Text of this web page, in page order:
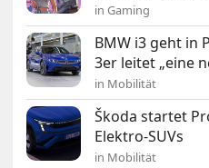
in Gaming
BMW i3 geht in
3er leitet „eine
in Mobilität
Škoda startet
Elektro-SUVs
in Mobilität